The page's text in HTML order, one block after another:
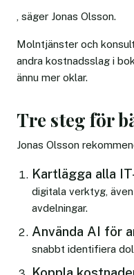
, säger Jonas Olsson.
Molntjänster och
andra kostnadsslag i
ännu mer oklar.
Tre steg för
Jonas Olsson
Kartlägga alla
digitala verktyg,
avdelningar.
Använda AI för
snabbt identifiera